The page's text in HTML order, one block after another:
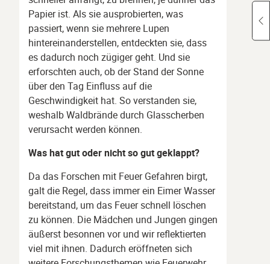
Papier ist. Als sie ausprobierten, was
passiert, wenn sie mehrere Lupen
hintereinanderstellen, entdeckten sie, dass
es dadurch noch zügiger geht. Und sie
erforschten auch, ob der Stand der Sonne
über den Tag Einfluss auf die
Geschwindigkeit hat. So verstanden sie,
weshalb Waldbrände durch Glasscherben
verursacht werden können.
Was hat gut oder nicht so gut geklappt?
Da das Forschen mit Feuer Gefahren birgt,
galt die Regel, dass immer ein Eimer Wasser
bereitstand, um das Feuer schnell löschen
zu können. Die Mädchen und Jungen gingen
äußerst besonnen vor und wir reflektierten
viel mit ihnen. Dadurch eröffneten sich